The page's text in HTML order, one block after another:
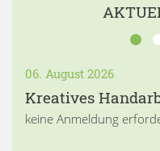
06. August 2026
Kreatives
keine Anmeldung